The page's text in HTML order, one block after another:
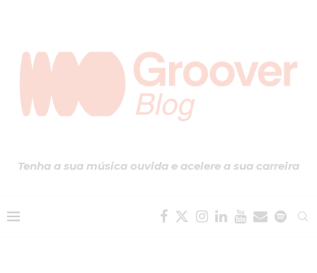
Tenha a sua música ouvida e acelere a sua carreira